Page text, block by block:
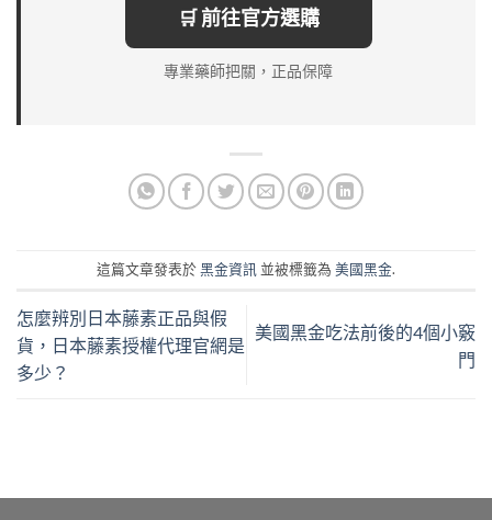
🛒 前往官方選購
專業藥師把關，正品保障
這篇文章發表於黑金資訊 並被標籤為 美國黑金.
怎麼辨別日本藤素正品與假
貨，日本藤素授權代理官網是
多少？
美國黑金吃法前後的4個小竅
門